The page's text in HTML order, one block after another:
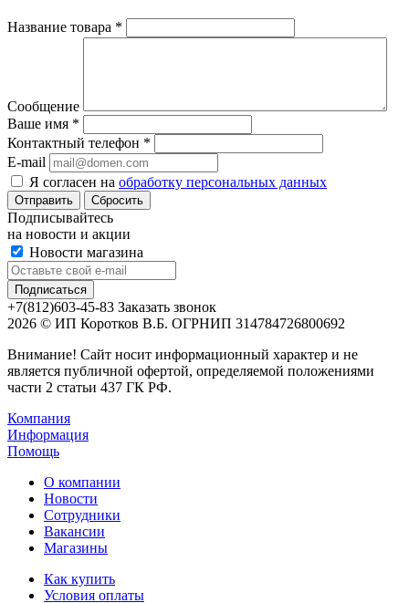
Название товара *
Сообщение
Ваше имя *
Контактный телефон *
E-mail
Я согласен на обработку персональных данных
Сбросить
Подписывайтесь
на новости и акции
Новости магазина
+7(812)603-45-83 Заказать звонок
2026 © ИП Коротков В.Б. ОГРНИП 314784726800692
Внимание! Сайт носит информационный характер и не
является публичной офертой, определяемой положениями
части 2 статьи 437 ГК РФ.
Компания
Информация
Помощь
О компании
Новости
Сотрудники
Вакансии
Магазины
Как купить
Условия оплаты